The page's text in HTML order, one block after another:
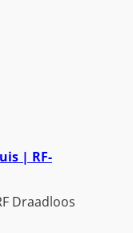
| RF-
Draadloos